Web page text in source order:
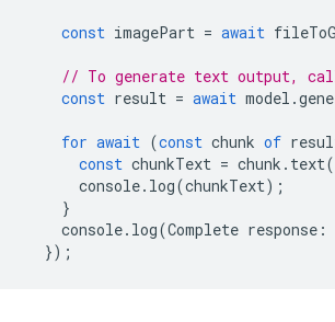
const imagePart = await
// To generate text output,
const result = await model .
for await (const chunk of
const chunkText = chunk . text
console. log(chunkText);
}
console. log(Complete response :
});